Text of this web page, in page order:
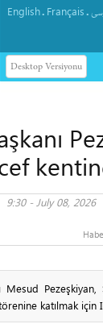
English. Français.
Desktop Versiyonu
9:30 - July 08, 2026
Mesud
katılmak için